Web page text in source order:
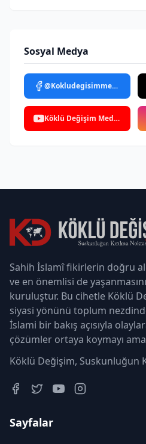
Sosyal Medya
@Kokludegisimmedya
Köklü Değişim Medya
Sahih İslamî fikirlerin doğru
ve en önemlisi de
kuruluştur. Bu cihetle Köklü
siyasi yönünü toplum
İslami bir bakış açısıyla
çözümler ortaya koymayı
Köklü Değişim, Suskunluğun
Sayfalar